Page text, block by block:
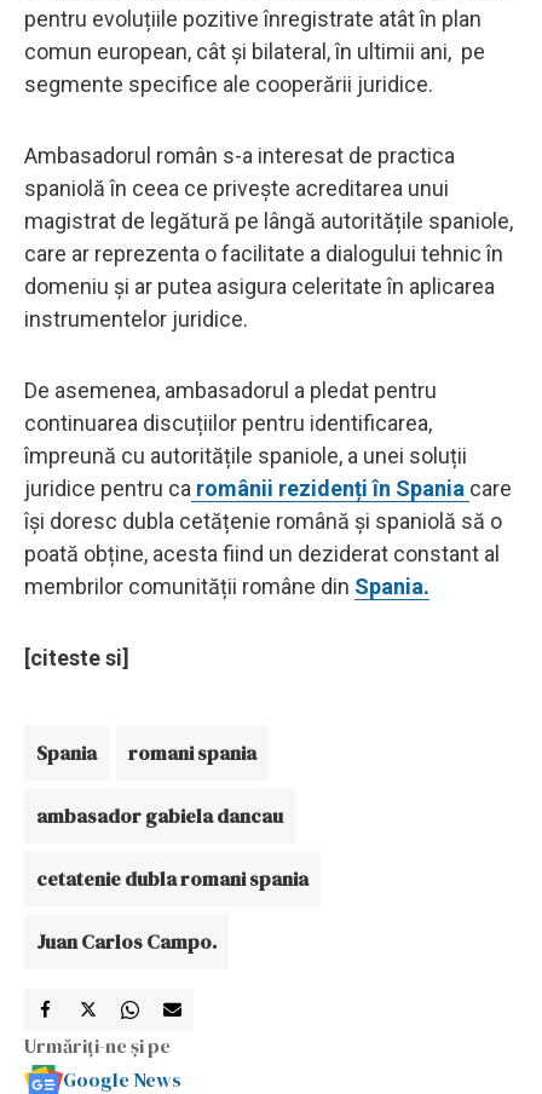
pentru evoluțiile pozitive înregistrate atât în plan
comun european, cât şi bilateral, în ultimii ani, pe
segmente specifice ale cooperării juridice.
Ambasadorul român s-a interesat de practica
spaniolă în ceea ce privește acreditarea unui
magistrat de legătură pe lângă autoritățile spaniole,
care ar reprezenta o facilitate a dialogului tehnic în
domeniu și ar putea asigura celeritate în aplicarea
instrumentelor juridice.
De asemenea, ambasadorul a pledat pentru
continuarea discuțiilor pentru identificarea,
împreună cu autoritățile spaniole, a unei soluții
juridice pentru ca românii rezidenți în Spania care
își doresc dubla cetățenie română și spaniolă să o
poată obține, acesta fiind un deziderat constant al
membrilor comunității române din Spania.
[citeste si]
Spania romani spania
ambasador gabiela dancau
cetatenie dubla romani spania
Juan Carlos Campo.
Urmăriți-ne și pe
Google News